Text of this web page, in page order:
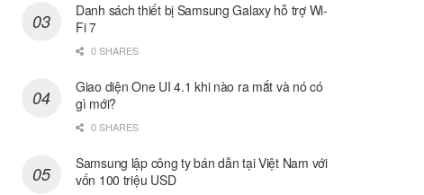
Danh sách thiết bị Samsung Galaxy hỗ trợ Wi-
Fi 7
0 SHARES
Giao diện One UI 4.1 khi nào ra mắt và nó có
gì mới?
0 SHARES
Samsung lập công ty bán dẫn tại Việt Nam với
vốn 100 triệu USD